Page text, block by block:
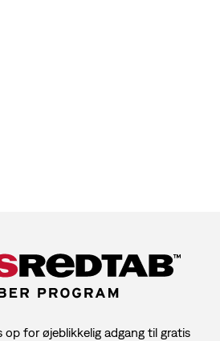
op for øjeblikkelig adgang til gratis